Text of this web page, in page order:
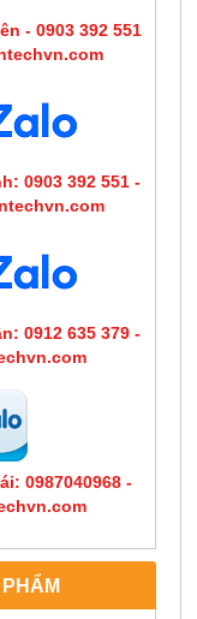
- 0903 392 551
0903 392 551 -
0912 635 379 -
0987040968 -